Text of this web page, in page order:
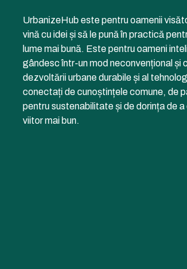
UrbanizeHub este pentru oamenii
vină cu idei și să le pună în practică
lume mai bună. Este pentru oameni
gândesc într-un mod neconvențional și
dezvoltării urbane durabile și al
conectați de cunoștințele comune, de
pentru sustenabilitate și de dorința de a
viitor mai bun.